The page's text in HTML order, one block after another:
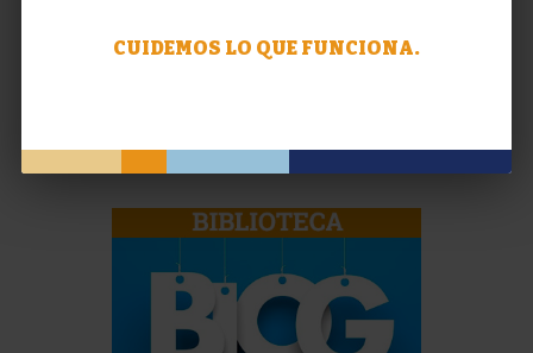
CUIDEMOS LO QUE FUNCIONA.